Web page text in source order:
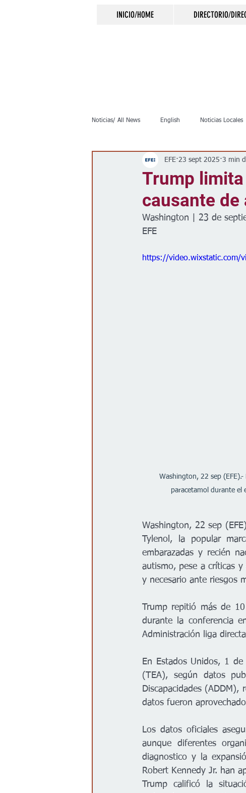
INICIO/HOME DIRECTORIO/
Noticias/ All News English Noticias Locales
Crimen Negocios
Clima Vivienda
Trump
causante
EFE 23 sept 2025 3 min
Washington | 23 de
EFE
https://video.wixstatic.com/
Washington, 22 sep
paracetamol durante el
Washington, 22 sep
Tylenol, la popular
embarazadas y recién
autismo, pese a críticas
y necesario ante riesgos
Trump repitió más de
durante la conferencia
Administración liga
En Estados Unidos, 1
(TEA), según datos
Discapacidades
datos fueron
Los datos oficiales
aunque diferentes
diagnostico y la
Robert Kennedy Jr. han
Trump calificó la